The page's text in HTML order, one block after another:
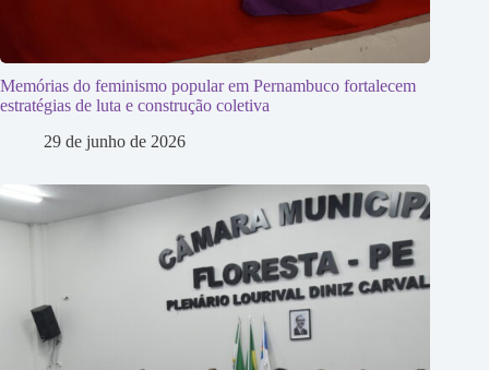
Memórias do feminismo popular em Pernambuco fortalecem
estratégias de luta e construção coletiva
29 de junho de 2026